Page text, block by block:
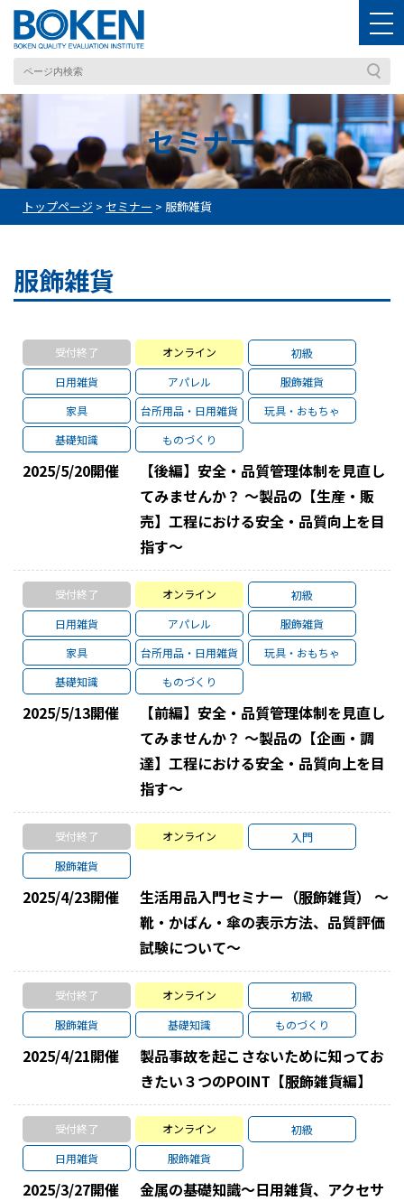
セミナー
トップページ > セミナー > 服飾雑貨
服飾雑貨
受付終了 オンライン
初級
日用雑貨
アパレル
服飾雑貨
家具
台所用品・日用雑貨
玩具・おもちゃ
基礎知識
ものづくり
2025/5/20開催
【後編】安全・品質管理体制を見直し
てみませんか？ ～製品の【生産・販
売】工程における安全・品質向上を目
指す～
受付終了 オンライン
初級
日用雑貨
アパレル
服飾雑貨
家具
台所用品・日用雑貨
玩具・おもちゃ
基礎知識
ものづくり
2025/5/13開催
【前編】安全・品質管理体制を見直し
てみませんか？ ～製品の【企画・調
達】工程における安全・品質向上を目
指す～
受付終了 オンライン
入門
服飾雑貨
2025/4/23開催
生活用品入門セミナー（服飾雑貨） ～
靴・かばん・傘の表示方法、品質評価
試験について～
受付終了 オンライン
初級
服飾雑貨
基礎知識 ものづくり
2025/4/21開催
製品事故を起こさないために知ってお
きたい３つのPOINT【服飾雑貨編】
受付終了 オンライン
初級
日用雑貨
服飾雑貨
2025/3/27開催
金属の基礎知識～日用雑貨、アクセサ